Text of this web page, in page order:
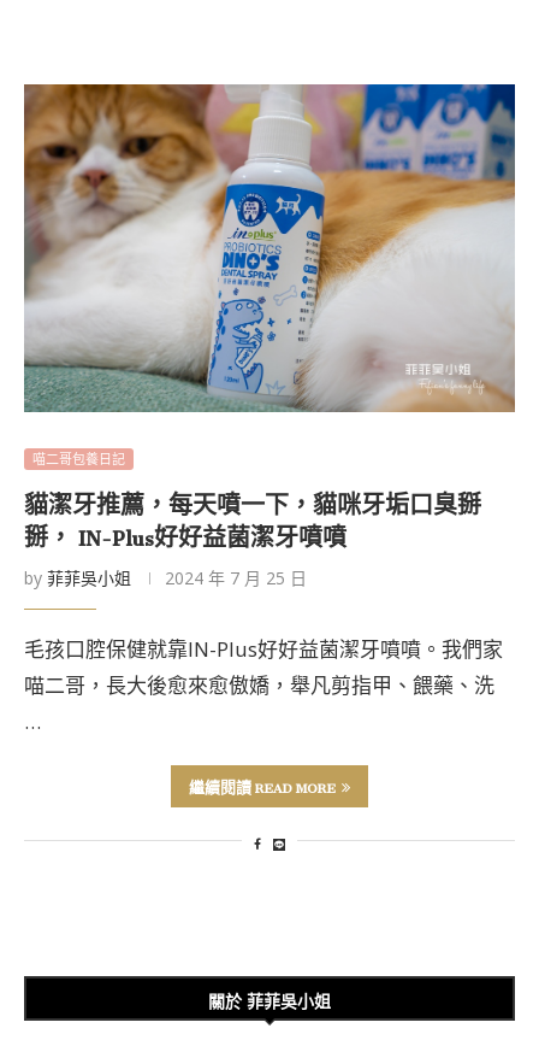
喵二哥包養日記
貓潔牙推薦，每天噴一下，貓咪牙垢口臭掰
掰， IN-Plus好好益菌潔牙噴噴
by 菲菲吳小姐 2024 年 7 月 25 日
毛孩口腔保健就靠IN-Plus好好益菌潔牙噴噴。我們家
喵二哥，長大後愈來愈傲嬌，舉凡剪指甲、餵藥、洗
…
繼續閱讀 READ MORE
關於 菲菲吳小姐